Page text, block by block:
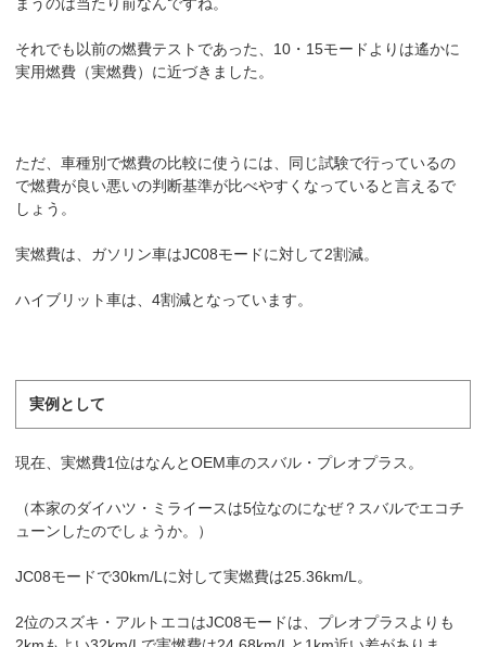
それでも以前の燃費テストであった、10・15モードよりは遙かに
実用燃費（実燃費）に近づきました。
ただ、車種別で燃費の比較に使うには、同じ試験で行っているの
で燃費が良い悪いの判断基準が比べやすくなっていると言えるで
しょう。
実燃費は、ガソリン車はJC08モードに対して2割減。
ハイブリット車は、4割減となっています。
実例として
現在、実燃費1位はなんとOEM車のスバル・プレオプラス。
（本家のダイハツ・ミライースは5位なのになぜ？スバルでエコチ
ューンしたのでしょうか。）
JC08モードで30km/Lに対して実燃費は25.36km/L。
2位のスズキ・アルトエコはJC08モードは、プレオプラスよりも